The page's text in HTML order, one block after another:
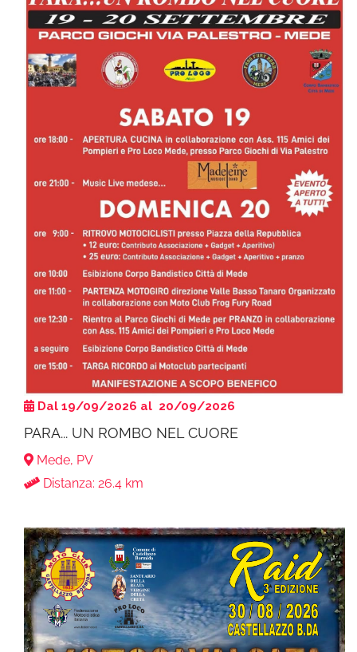
Dal 19/09/2026 al 20/09/2026
PARA... UN ROMBO NEL CUORE
Mede, PV
Distanza: 26.4 km